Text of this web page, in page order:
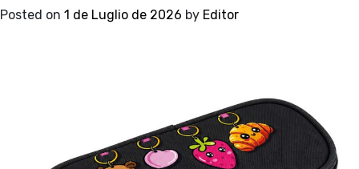
Posted on 1 de Luglio de 2026 by Editor